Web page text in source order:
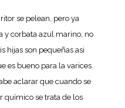
se pelean, pero ya
y corbata azul marino, no
hijas son pequeñas asi
es bueno para la varices
aclarar que cuando se
químico se trata de los